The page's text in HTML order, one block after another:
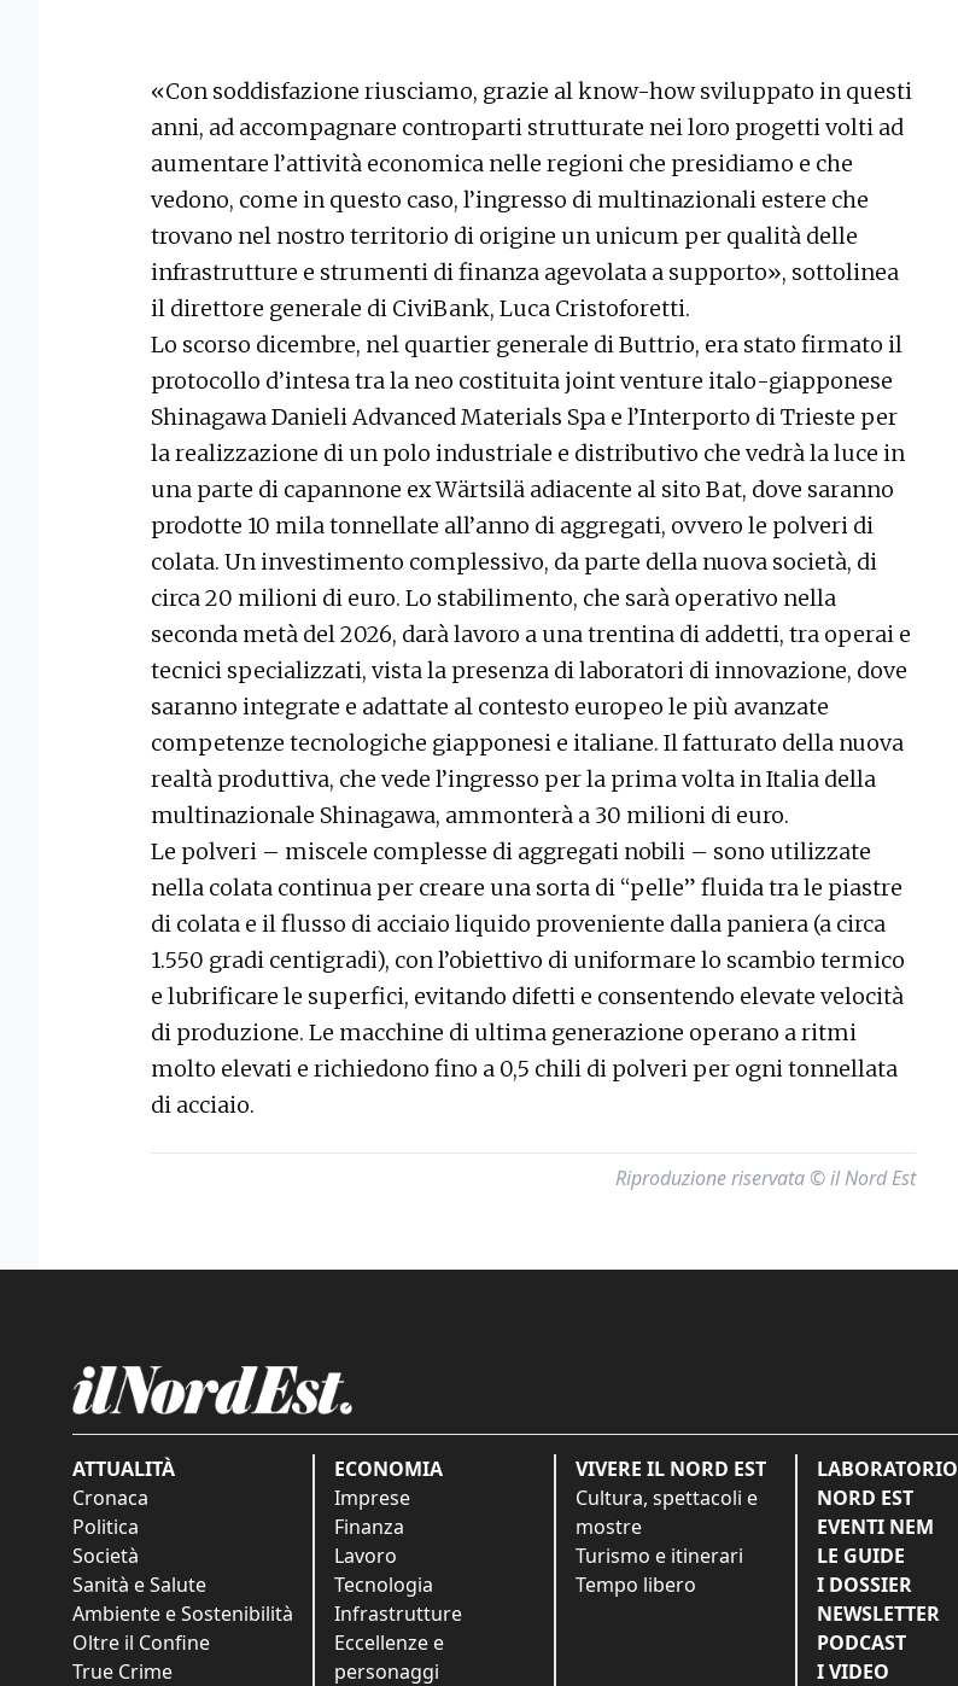
«Con soddisfazione riusciamo, grazie al know-how sviluppato in questi
anni, ad accompagnare controparti strutturate nei loro progetti volti ad
aumentare l’attività economica nelle regioni che presidiamo e che
vedono, come in questo caso, l’ingresso di multinazionali estere che
trovano nel nostro territorio di origine un unicum per qualità delle
infrastrutture e strumenti di finanza agevolata a supporto», sottolinea
il direttore generale di CiviBank, Luca Cristoforetti.
Lo scorso dicembre, nel quartier generale di Buttrio, era stato firmato il
protocollo d’intesa tra la neo costituita joint venture italo-giapponese
Shinagawa Danieli Advanced Materials Spa e l’Interporto di Trieste per
la realizzazione di un polo industriale e distributivo che vedrà la luce in
una parte di capannone ex Wärtsilä adiacente al sito Bat, dove saranno
prodotte 10 mila tonnellate all’anno di aggregati, ovvero le polveri di
colata. Un investimento complessivo, da parte della nuova società, di
circa 20 milioni di euro. Lo stabilimento, che sarà operativo nella
seconda metà del 2026, darà lavoro a una trentina di addetti, tra operai e
tecnici specializzati, vista la presenza di laboratori di innovazione, dove
saranno integrate e adattate al contesto europeo le più avanzate
competenze tecnologiche giapponesi e italiane. Il fatturato della nuova
realtà produttiva, che vede l’ingresso per la prima volta in Italia della
multinazionale Shinagawa, ammonterà a 30 milioni di euro.
Le polveri – miscele complesse di aggregati nobili – sono utilizzate
nella colata continua per creare una sorta di “pelle” fluida tra le piastre
di colata e il flusso di acciaio liquido proveniente dalla paniera (a circa
1.550 gradi centigradi), con l’obiettivo di uniformare lo scambio termico
e lubrificare le superfici, evitando difetti e consentendo elevate velocità
di produzione. Le macchine di ultima generazione operano a ritmi
molto elevati e richiedono fino a 0,5 chili di polveri per ogni tonnellata
di acciaio.
Riproduzione riservata © il Nord Est
ATTUALITÀ
Cronaca
Politica
Società
Sanità e Salute
Ambiente e Sostenibilità
Oltre il Confine
True Crime
ECONOMIA
Imprese
Finanza
Lavoro
Tecnologia
Infrastrutture
Eccellenze e
personaggi
VIVERE IL NORD EST
Cultura, spettacoli e
mostre
Turismo e itinerari
Tempo libero
LABORATORIO
NORD EST
EVENTI NEM
LE GUIDE
I DOSSIER
NEWSLETTER
PODCAST
I VIDEO